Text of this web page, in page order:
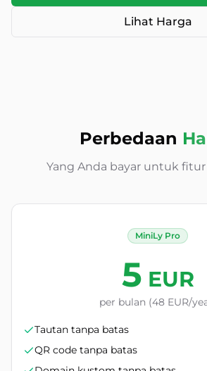
Lihat Harga
Perbedaan
Yang Anda bayar untuk
MiniLy Pro
5 EUR
per bulan (48 EUR/
Tautan tanpa batas
QR code tanpa batas